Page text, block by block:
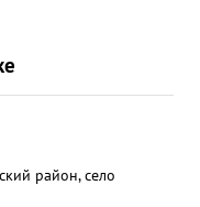
район, село